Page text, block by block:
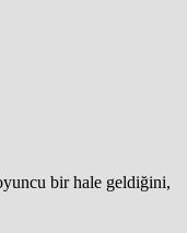
bir hale geldiğini,